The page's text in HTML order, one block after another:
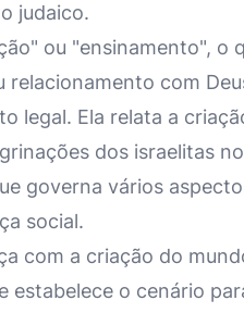
judaico.
ou "ensinamento", o
com
legal. Ela relata a
dos israelitas
governa vários
social.
com a criação do
o cenário